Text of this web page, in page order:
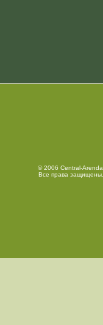
© 2006 Central-Arenda.
Все права защищены.